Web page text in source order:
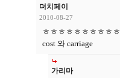
더치페이
2010-08-27
ㅎㅎㅎㅎㅎㅎㅎㅎㅎㅎ
cost 와 carriage
가리마